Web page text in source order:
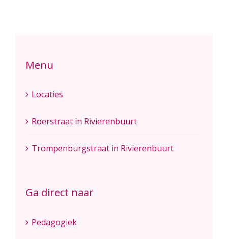
Menu
Locaties
Roerstraat in Rivierenbuurt
Trompenburgstraat in Rivierenbuurt
Ga direct naar
Pedagogiek